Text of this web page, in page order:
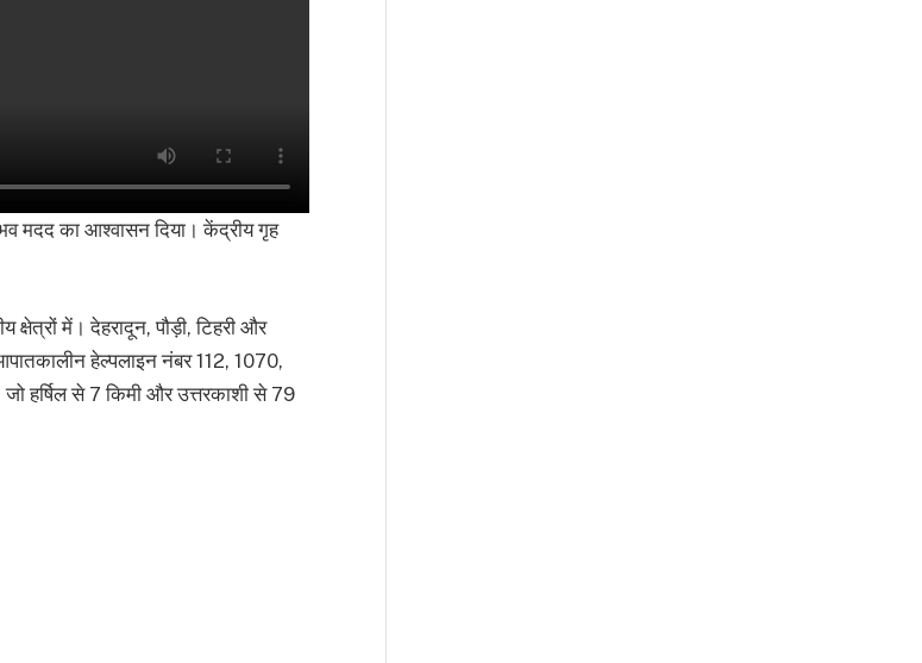
मदद का आश्वासन दिया। केंद्रीय गृह
क्षेत्रों में। देहरादून, पौड़ी, टिहरी और
हेल्पलाइन नंबर 112, 1070,
हर्षिल से 7 किमी और उत्तरकाशी से 79